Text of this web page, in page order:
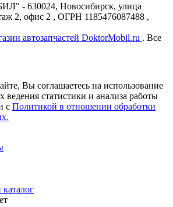
- 630024, Новосибирск, улица
2, офис 2 , ОГРН 1185476087488 ,
автозапчастей DoktorMobil.ru . Все
Вы соглашаетесь на использование
ведения статистики и анализа работы
с Политикой в отношении обработки